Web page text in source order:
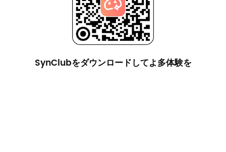
SynClubをダウンロードしてよ多体験を